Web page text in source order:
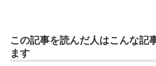
この記事を読んだ人はこんな記
ます